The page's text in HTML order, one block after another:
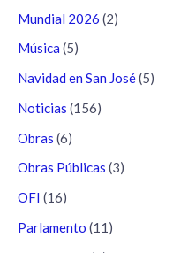
Mundial 2026 (2)
Música (5)
Navidad en San José(5)
Noticias (156)
Obras (6)
Obras Públicas (3)
OFI (16)
Parlamento (11)